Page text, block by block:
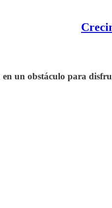
un obstáculo para